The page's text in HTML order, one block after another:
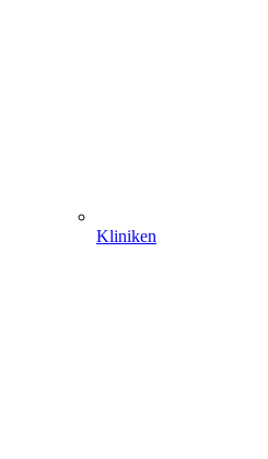
Kliniken